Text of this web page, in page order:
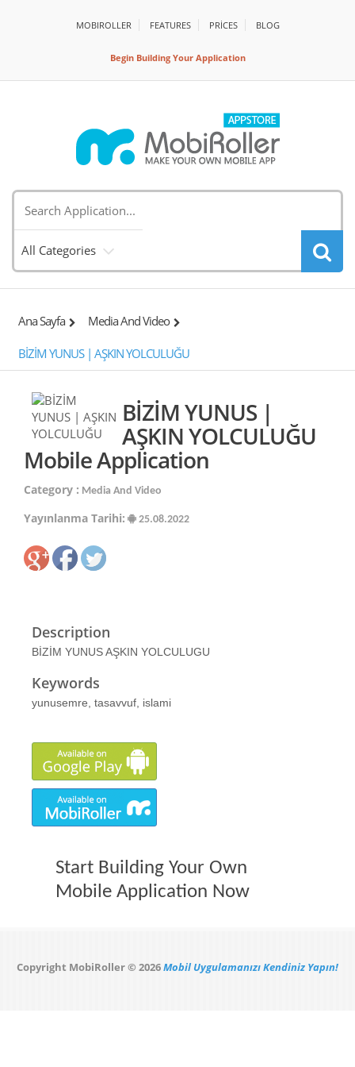
MOBIROLLER FEATURES PRİCES BLOG
Begin Building Your Application
All Categories
Ana Sayfa Media And Video
BİZİM YUNUS | AŞKIN YOLCULUĞU
BİZİM YUNUS |
AŞKIN YOLCULUĞU
Mobile Application
Category : Media And Video
Yayınlanma Tarihi: 25.08.2022
Description
BİZİM YUNUS AŞKIN YOLCULUGU
Keywords
yunusemre, tasavvuf, islami
Start Building Your Own
Mobile Application Now
Copyright MobiRoller © 2026Mobil Uygulamanızı Kendiniz Yapın!